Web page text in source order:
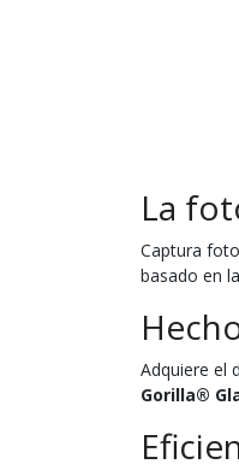
La
Captura
basado en la
Adquiere el
Gorilla®